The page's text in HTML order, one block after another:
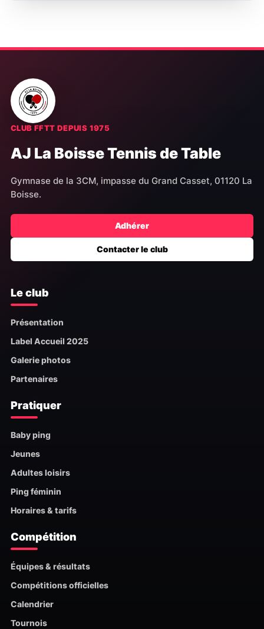
CLUB FFTT DEPUIS 1975
AJ La Boisse Tennis de Table
Gymnase de la 3CM, impasse du Grand Casset, 01120 La
Boisse.
Adhérer
Contacter le club
Le club
Présentation
Label Accueil 2025
Galerie photos
Partenaires
Pratiquer
Baby ping
Jeunes
Adultes loisirs
Ping féminin
Horaires & tarifs
Compétition
Équipes & résultats
Compétitions officielles
Calendrier
Tournois